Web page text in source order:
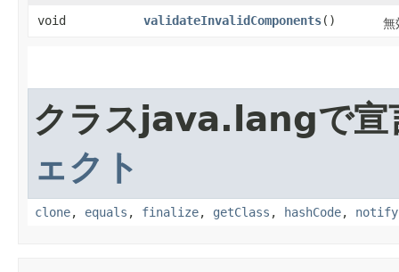
void
validateInvalidComponents() 無
クラスjava.langで宣
ェクト
clone, equals , finalize, getClass , hashCode, notify